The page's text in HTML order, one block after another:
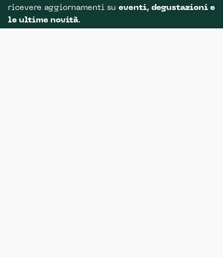
ricevere aggiornamenti su eventi, degustazioni e
le ultime novità.